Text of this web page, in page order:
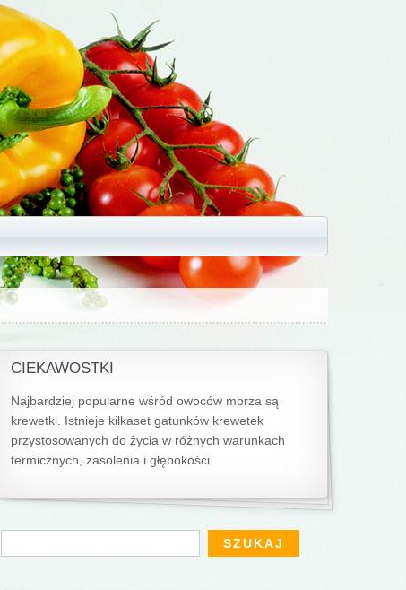
CIEKAWOSTKI
Najbardziej popularne wśród owoców morza są
krewetki. Istnieje kilkaset gatunków krewetek
przystosowanych do życia w różnych warunkach
termicznych, zasolenia i głębokości.
Formularz wyszukiwania
Szukaj